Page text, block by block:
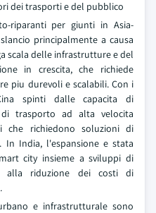
dei trasporti e del pubblico
riparanti per giunti in Asia-
principalmente a causa
scala delle infrastrutture e del
in crescita, che richiede
piu durevoli e scalabili. Con i
spinti dalle capacita di
trasporto ad alta velocita
che richiedono soluzioni di
India, l'espansione e stata
city insieme a sviluppi di
alla riduzione dei costi di
e infrastrutturale sono